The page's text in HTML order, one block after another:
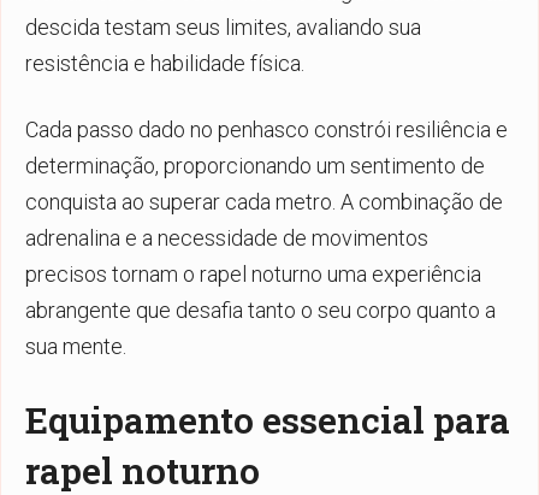
descida testam seus limites, avaliando sua
resistência e habilidade física.
Cada passo dado no penhasco constrói resiliência e
determinação, proporcionando um sentimento de
conquista ao superar cada metro. A combinação de
adrenalina e a necessidade de movimentos
precisos tornam o rapel noturno uma experiência
abrangente que desafia tanto o seu corpo quanto a
sua mente.
Equipamento essencial para
rapel noturno